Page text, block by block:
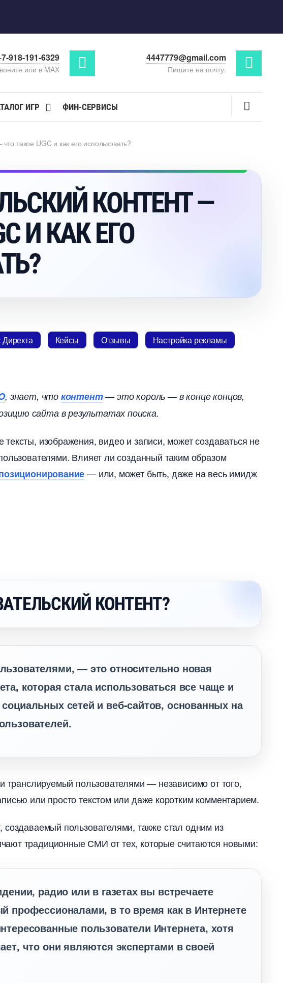
918-191-6329
или в MAX
4447779@gmail.com
Пишите на почту.
ИГР ФИН-СЕРВИСЫ
такое UGC и как его использовать?
КОНТЕНТ —
И КАК ЕГО
Кейсы Отзывы
Настройка рекламы
, знает, что контент— это король — в конце концов,
сайта в результатах поиска.
изображения, видео и записи, может создаваться не
Влияет ли созданный таким образом
— или, может быть, даже на весь имидж
КОНТЕНТ?
— это относительно новая
которая стала использоваться все чаще и
сетей и веб-сайтов, основанных на
транслируемый пользователями — независимо от того,
или просто текстом или даже коротким комментарием.
пользователями, также стал одним из
традиционные СМИ от тех, которые считаются новыми:
радио или в газетах вы встречаете
профессионалами, в то время как в Интернете
пользователи Интернета, хотя
что они являются экспертами в своей